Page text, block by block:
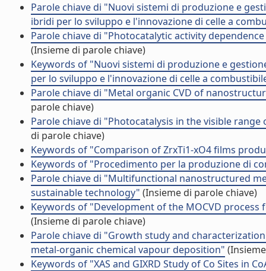
Parole chiave di "Nuovi sistemi di produzione e
ibridi per lo sviluppo e l'innovazione di celle a
Parole chiave di "Photocatalytic activity
(Insieme di parole chiave)
Keywords of "Nuovi sistemi di produzione e
per lo sviluppo e l'innovazione di celle a
Parole chiave di "Metal organic CVD of
parole chiave)
Parole chiave di "Photocatalysis in the visible
di parole chiave)
Keywords of "Comparison of ZrxTi1-xO4 films
Keywords of "Procedimento per la produzione di
Parole chiave di "Multifunctional nanostructured
sustainable technology" (Insieme di parole chiave)
Keywords of "Development of the MOCVD
(Insieme di parole chiave)
Parole chiave di "Growth study and
metal-organic chemical vapour deposition"
Keywords of "XAS and GIXRD Study of Co Sites in